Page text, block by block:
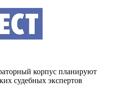
корпус планируют
судебных экспертов